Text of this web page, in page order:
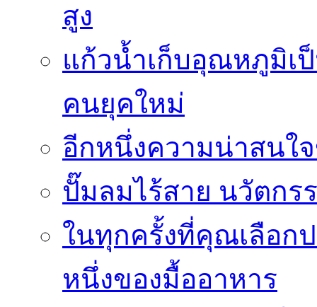
สูง
แก้วน้ำเก็บอุณหภูมิเ
คนยุคใหม่
อีกหนึ่งความน่าสนใ
ปั๊มลมไร้สาย นวัตก
ในทุกครั้งที่คุณเลือก
หนึ่งของมื้ออาหาร